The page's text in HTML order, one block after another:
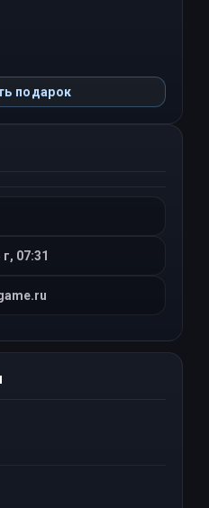
подарок
07:31